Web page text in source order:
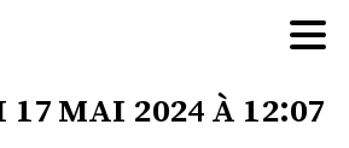
mai 2024 à 12:07